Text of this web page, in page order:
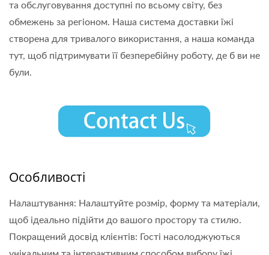
та обслуговування доступні по всьому світу, без
обмежень за регіоном. Наша система доставки їжі
створена для тривалого використання, а наша команда
тут, щоб підтримувати її безперебійну роботу, де б ви не
були.
Особливості
Налаштування: Налаштуйте розмір, форму та матеріали,
щоб ідеально підійти до вашого простору та стилю.
Покращений досвід клієнтів: Гості насолоджуються